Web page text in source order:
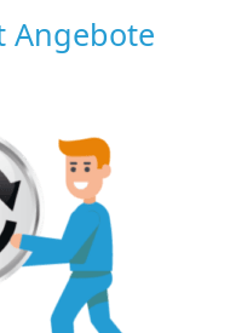
Angebote